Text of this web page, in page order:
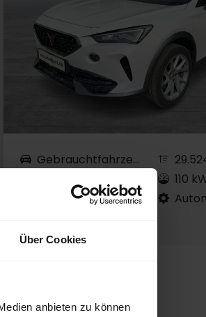
Über Cookies
anbieten zu können
Gebrauchtfahrzeug
EZ 05.2024
110